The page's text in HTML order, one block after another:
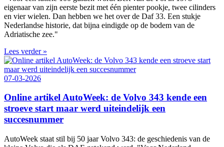
eigenaar van zijn eerste bezit met één pienter pookje, twee cilinders
en vier wielen. Dan hebben we het over de Daf 33. Een stukje
Nederlandse historie, dat bijna eindigde op de bodem van de
Adriatische zee."
Lees verder »
07-03-2026
Online artikel AutoWeek: de Volvo 343 kende een
stroeve start maar werd uiteindelijk een
succesnummer
AutoWeek staat stil bij 50 jaar Volvo 343: de geschiedenis van de